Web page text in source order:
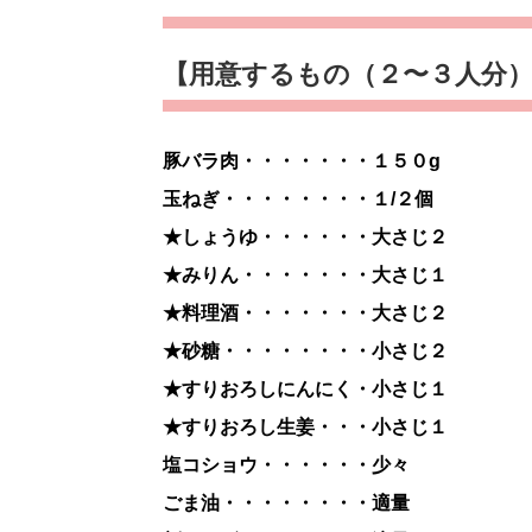
【用意するもの（２〜３人分
豚バラ肉・・・・・・・１５０g
玉ねぎ・・・・・・・・１/２個
★しょうゆ・・・・・・大さじ２
★みりん・・・・・・・大さじ１
★料理酒・・・・・・・大さじ２
★砂糖・・・・・・・・小さじ２
★すりおろしにんにく・小さじ１
★すりおろし生姜・・・小さじ１
塩コショウ・・・・・・少々
ごま油・・・・・・・・適量